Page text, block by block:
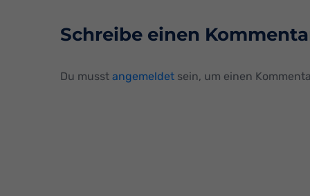
Schreibe einen
Du musst angemeldet sein, um einen